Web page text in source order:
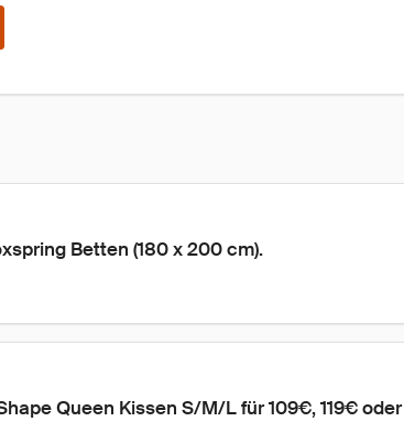
Betten (180 x 200 cm).
Queen Kissen S/M/L für 109€, 119€ oder